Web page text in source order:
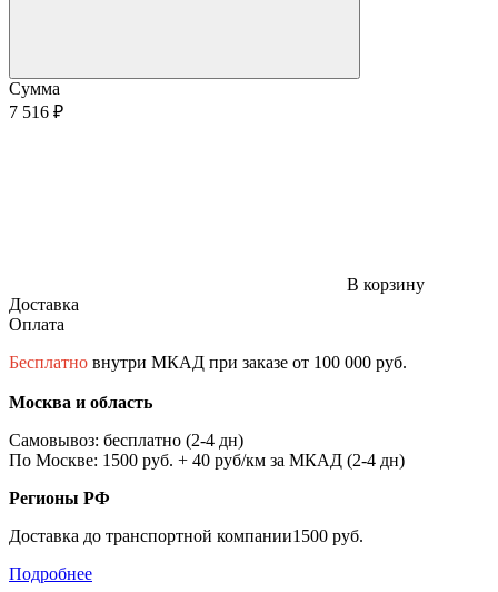
Сумма
7 516 ₽
В корзину
Доставка
Оплата
Бесплатно внутри МКАД при заказе от 100 000 руб.
Москва и область
Самовывоз: бесплатно (2-4 дн)
По Москве: 1500 руб. + 40 руб/км за МКАД (2-4 дн)
Регионы РФ
Доставка до транспортной компании1500 руб.
Подробнее